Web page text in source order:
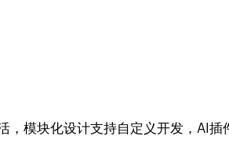
，模块化设计支持自定义开发，AI插